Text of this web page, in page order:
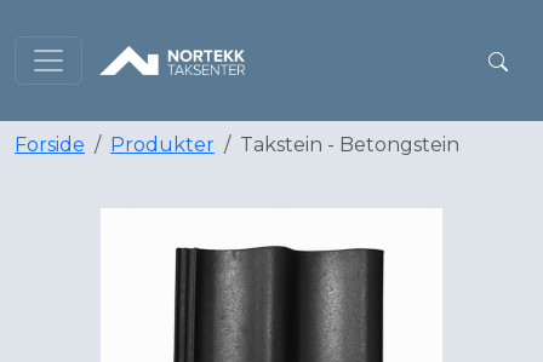
Forside Produkter Takstein - Betongstein